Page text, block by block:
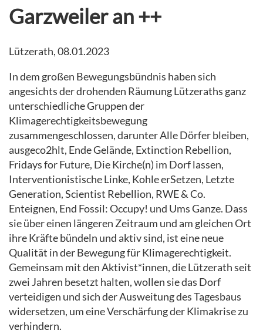
Garzweiler an ++
Lützerath, 08.01.2023
In dem großen Bewegungsbündnis haben sich
angesichts der drohenden Räumung Lützeraths ganz
unterschiedliche Gruppen der
Klimagerechtigkeitsbewegung
zusammengeschlossen, darunter Alle Dörfer bleiben,
ausgeco2hlt, Ende Gelände, Extinction Rebellion,
Fridays for Future, Die Kirche(n) im Dorf lassen,
Interventionistische Linke, Kohle erSetzen, Letzte
Generation, Scientist Rebellion, RWE & Co.
Enteignen, End Fossil: Occupy! und Ums Ganze. Dass
sie über einen längeren Zeitraum und am gleichen Ort
ihre Kräfte bündeln und aktiv sind, ist eine neue
Qualität in der Bewegung für Klimagerechtigkeit.
Gemeinsam mit den Aktivist*innen, die Lützerath seit
zwei Jahren besetzt halten, wollen sie das Dorf
verteidigen und sich der Ausweitung des Tagesbaus
widersetzen, um eine Verschärfung der Klimakrise zu
verhindern.